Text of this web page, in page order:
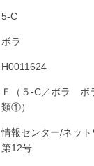
5-C
ボラ
H0011624
Ｆ（５-C／ボラ
類①）
情報センター/ネッ
第12号